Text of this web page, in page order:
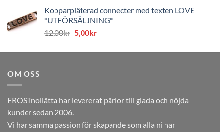
priset
var:
12,00kr.
priset
är:
5,00kr.
Kopparpläterad connecter med texten LOVE
*UTFÖRSÄLJNING*
12,00kr Det
priset
5,00krDet
priset
OM OSS
FROSTnollåtta har levererat pärlor till glada och nöjda
kunder sedan 2006.
Vi har samma passion för skapande som alla ni har